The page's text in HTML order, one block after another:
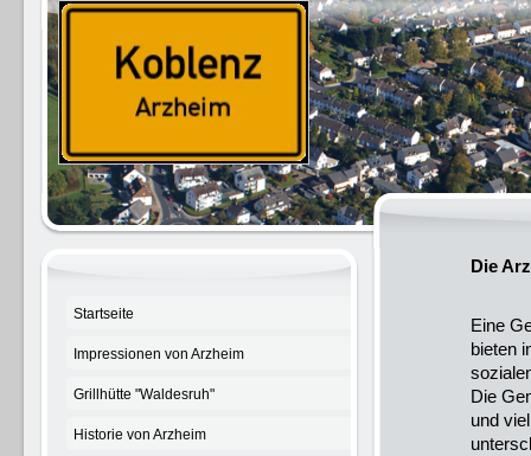
Die
Eine
bieten
Die
und
Startseite
Impressionen von Arzheim
Grillhütte "Waldesruh"
Historie von Arzheim